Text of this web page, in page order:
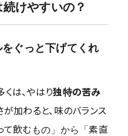
けやすいの？
ぐっと下げてくれ
は、やはり独特の苦み
が加わると、味のバランス
て飲むもの」から「素直